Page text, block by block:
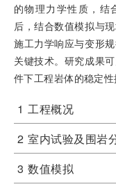
的物理力学性质，结
后，结合数值模拟与
施工力学响应与变形
关键技术。研究成果
件下工程岩体的稳定性
1 工程概况
2 室内试验及围岩
3 数值模拟